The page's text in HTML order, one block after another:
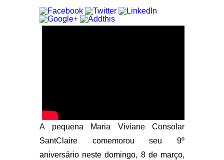
A pequena Maria Viviane Consolar
SantClaire comemorou seu 9º
aniversário neste domingo, 8 de março,